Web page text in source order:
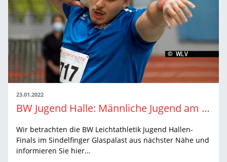
23.01.2022
BW Jugend Halle: Männliche Jugend am Sonntag
Wir betrachten die BW Leichtathletik Jugend Hallen-
Finals im Sindelfinger Glaspalast aus nächster Nähe und
informieren Sie hier…